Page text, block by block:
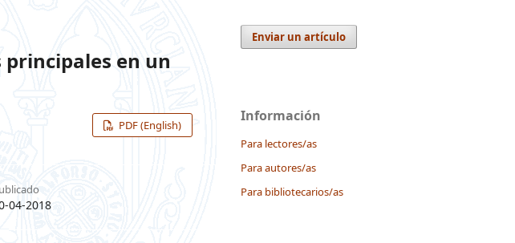
principales en un
PDF (English)
04-2018
Enviar un artículo
Información
Para lectores/as
Para autores/as
Para bibliotecarios/as